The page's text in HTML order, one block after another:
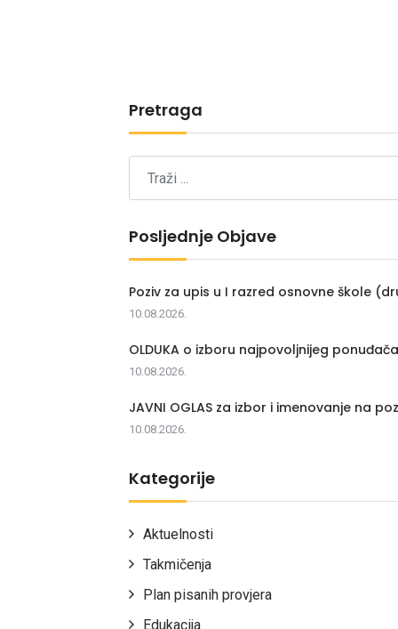
Pretraga
Posljednje Objave
Poziv za upis u I razred osnovne škole
10.08.2026.
OLDUKA o izboru najpovoljnijeg
10.08.2026.
JAVNI OGLAS za izbor i imenovanje na
10.08.2026.
Kategorije
Aktuelnosti
Takmičenja
Plan pisanih provjera
Edukacija